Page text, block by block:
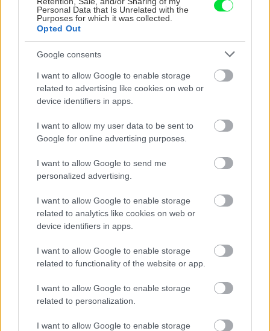
Personal Data that Is Unrelated with the
Purposes for which it was collected.
Opted Out
Google consents
I want to allow Google to enable storage
related to advertising like cookies on web or
device identifiers in apps.
I want to allow my user data to be sent to
Google for online advertising purposes.
I want to allow Google to send me
personalized advertising.
I want to allow Google to enable storage
related to analytics like cookies on web or
device identifiers in apps.
I want to allow Google to enable storage
related to functionality of the website or app.
I want to allow Google to enable storage
related to personalization.
I want to allow Google to enable storage
hypoték? Ako bez stresu
financovať bývanie?
Ovocinár radí: Treba opäť
navrúbľovať zrezanú
marhuľu?
Zo starej ruiny vznikol raj
obnovu ocenili aj odborníci
Kvitne ako baza, len
doružova, a má iné listy?
rastlinu ide